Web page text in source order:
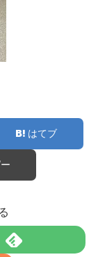
はてブ